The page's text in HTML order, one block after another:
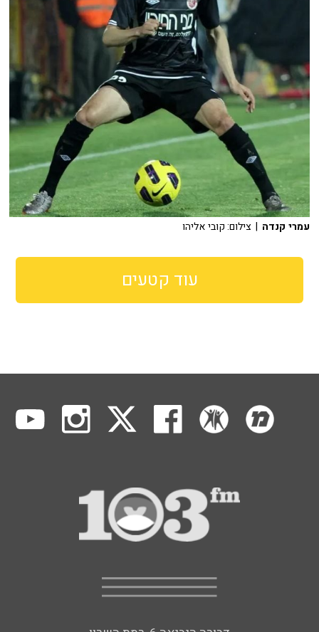
עמרי קנדה | צילום: קובי אליהו
עוד קטעים